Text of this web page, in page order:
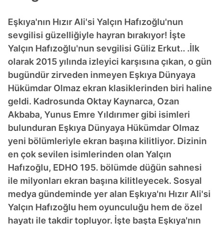
Eşkıya'nın Hızır Ali'si Yalçın Hafızoğlu'nun
sevgilisi güzelliğiyle hayran bırakıyor! İşte
Yalçın Hafızoğlu'nun sevgilisi Güliz Erkut.. .İlk
olarak 2015 yılında izleyici karşısına çıkan, o gün
bugündür zirveden inmeyen Eşkıya Dünyaya
Hükümdar Olmaz ekran klasiklerinden biri haline
geldi. Kadrosunda Oktay Kaynarca, Ozan
Akbaba, Yunus Emre Yıldırımer gibi isimleri
bulunduran Eşkıya Dünyaya Hükümdar Olmaz
yeni bölümleriyle ekran başına kilitliyor. Dizinin
en çok sevilen isimlerinden olan Yalçın
Hafızoğlu, EDHO 195. bölümde düğün sahnesi
ile milyonları ekran başına kilitleyecek. Sosyal
medya gündeminde yer alan Eşkıya'nı Hızır Ali'si
Yalçın Hafızoğlu hem oyunculuğu hem de özel
hayatı ile takdir topluyor. İşte başta Eşkıya'nın